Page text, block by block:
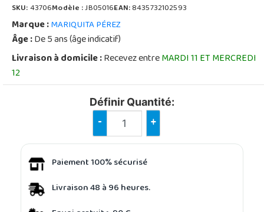
SKU:43706Modèle :JB05016EAN:8435732102593
Marque :MARIQUITA PÉREZ
Âge :De 5 ans (âge indicatif)
Livraison à domicile :Recevez entreMARDI 11 ET MERCREDI
12
Définir Quantité:
- +
Paiement 100% sécurisé
Livraison 48 à 96 heures.